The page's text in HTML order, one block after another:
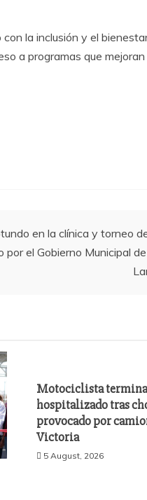
la inclusión y el
a programas que mejoran
en la clínica y torneo
por el Gobierno Municipal
Motociclista
hospitalizado tras
provocado por
Victoria
5 August, 2026